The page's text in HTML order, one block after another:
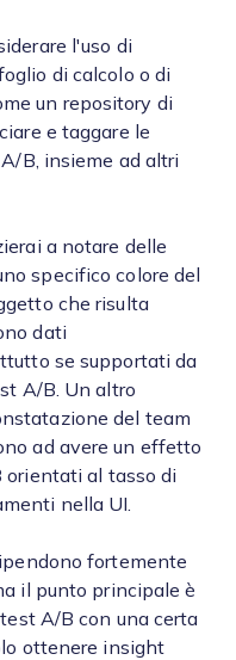
l'uso di
di calcolo o di
un repository di
e taggare le
B, insieme ad altri
a notare delle
specifico colore del
che risulta
dati
se supportati da
A/B. Un altro
del team
ad avere un effetto
al tasso di
nella UI.
fortemente
il punto principale è
A/B con una certa
ottenere insight